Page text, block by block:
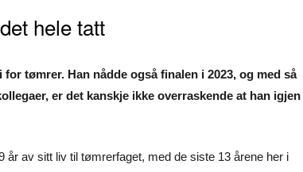
hele tatt
tømrer. Han nådde også finalen i 2023, og med så
er det kanskje ikke overraskende at han igjen
av sitt liv til tømrerfaget, med de siste 13 årene her i